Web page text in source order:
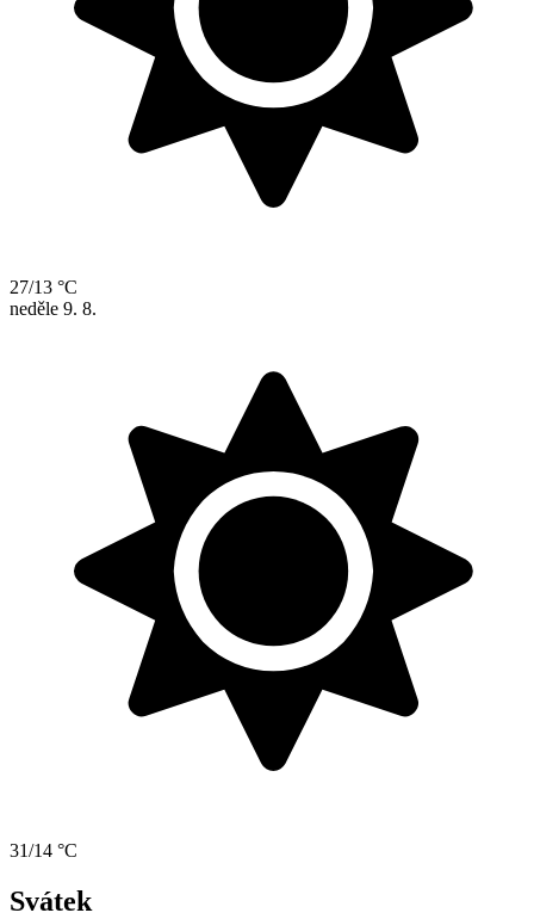
27/13 °C
neděle 9. 8.
31/14 °C
Svátek